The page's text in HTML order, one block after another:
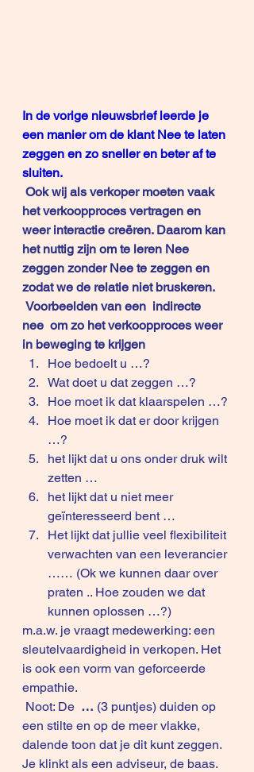
In de vorige nieuwsbrief leerde je
een manier om de klant Nee te laten
zeggen en zo sneller en beter af te
sluiten.
het verkoopproces vertragen en
weer interactie creëren. Daarom kan
het nuttig zijn om te leren Nee
zeggen zonder Nee te zeggen en
zodat we de relatie niet bruskeren.
nee  om zo het verkoopproces weer
in beweging te krijgen
Hoe bedoelt u …?
Wat doet u dat zeggen …?
Hoe moet ik dat klaarspelen …?
Hoe moet ik dat er door krijgen
…?
het lijkt dat u ons onder druk wilt
zetten …
het lijkt dat u niet meer
geïnteresseerd bent …
Het lijkt dat jullie veel flexibiliteit
verwachten van een leverancier
…… (Ok we kunnen daar over
praten .. Hoe zouden we dat
kunnen oplossen …?)
m.a.w. je vraagt medewerking: een
sleutelvaardigheid in verkopen. Het
is ook een vorm van geforceerde
empathie.
Noot: De … (3 puntjes) duiden op
een stilte en op de meer vlakke,
dalende toon dat je dit kunt zeggen.
Je klinkt als een adviseur, de baas.